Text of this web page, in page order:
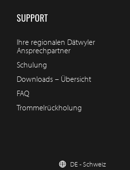
SUPPORT
Ihre regionalen Dätwyler
Ansprechpartner
Schulung
Downloads – Übersicht
FAQ
Trommelrückholung
DE - Schweiz